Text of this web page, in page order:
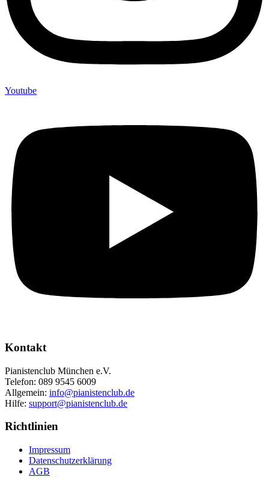
Youtube
Kontakt
Pianistenclub München e.V.
Telefon: 089 9545 6009
Allgemein: info@pianistenclub.de
Hilfe: support@pianistenclub.de
Richtlinien
Impressum
Datenschutzerklärung
AGB